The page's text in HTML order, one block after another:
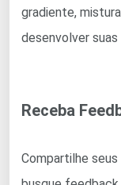
gradiente,
desenvolver suas
Receba
Compartilhe